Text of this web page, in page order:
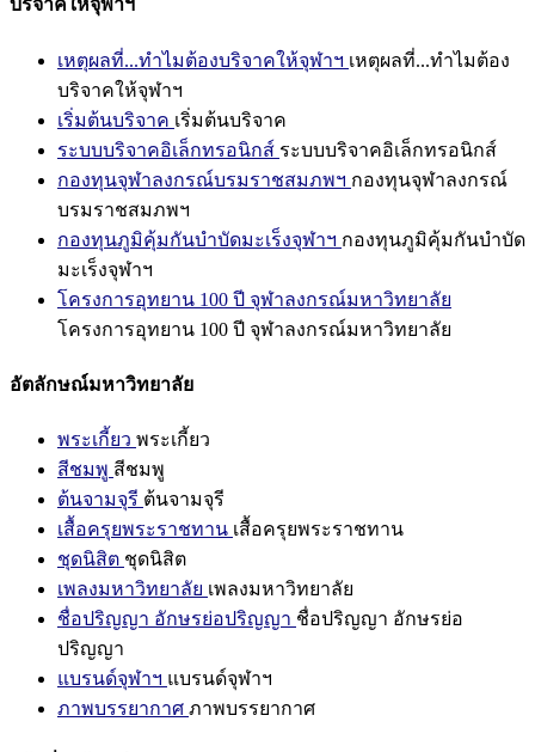
บริจาคให้จุฬาฯ
เหตุผลที่...ทำไมต้องบริจาคให้จุฬาฯ เหตุผลที่...ทำไมต้อง
บริจาคให้จุฬาฯ
เริ่มต้นบริจาค เริ่มต้นบริจาค
ระบบบริจาคอิเล็กทรอนิกส์ ระบบบริจาคอิเล็กทรอนิกส์
กองทุนจุฬาลงกรณ์บรมราชสมภพฯ กองทุนจุฬาลงกรณ์
บรมราชสมภพฯ
กองทุนภูมิคุ้มกันบำบัดมะเร็งจุฬาฯ กองทุนภูมิคุ้มกันบำบัด
มะเร็งจุฬาฯ
โครงการอุทยาน 100 ปี จุฬาลงกรณ์มหาวิทยาลัย
โครงการอุทยาน 100 ปี จุฬาลงกรณ์มหาวิทยาลัย
อัตลักษณ์มหาวิทยาลัย
พระเกี้ยว พระเกี้ยว
สีชมพู สีชมพู
ต้นจามจุรี ต้นจามจุรี
เสื้อครุยพระราชทาน เสื้อครุยพระราชทาน
ชุดนิสิต ชุดนิสิต
เพลงมหาวิทยาลัย เพลงมหาวิทยาลัย
ชื่อปริญญา อักษรย่อปริญญา ชื่อปริญญา อักษรย่อ
ปริญญา
แบรนด์จุฬาฯ แบรนด์จุฬาฯ
ภาพบรรยากาศ ภาพบรรยากาศ